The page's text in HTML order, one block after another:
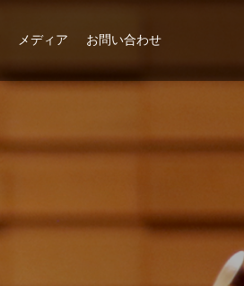
メディア お問い合わせ